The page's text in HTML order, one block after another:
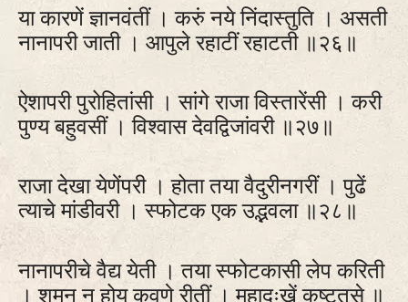
या कारणें ज्ञानवंतीं । करुं नये निंदास्तुति । असती
नानापरी जाती । आपुले रहाटीं रहाटती ॥२६॥
ऐशापरी पुरोहितांसी । सांगे राजा विस्तारेंसी । करी
पुण्य बहुवसीं । विश्वास देवद्विजांवरी ॥२७॥
राजा देखा येणेंपरी । होता तया वैदुरीनगरीं । पुढें
त्याचे मांडीवरी । स्फोटक एक उद्भवला ॥२८॥
नानापरीचे वैद्य येती । तया स्फोटकासी लेप करिती
। शमन न होय कवणे रीतीं । महादुःखें कष्‍टतसे ॥